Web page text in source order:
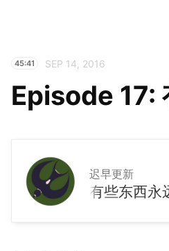
45:41 SEP 14, 2016
Episode 17:
迟早更新
Episode 17: 有些东西永远